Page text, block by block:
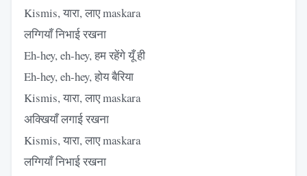
Kismis, यारा, लाए maskara
लग्गियाँ निभाई रखना
Eh-hey, eh-hey, हम रहेंगे यूँ ही
Eh-hey, eh-hey, होय बैरिया
Kismis, यारा, लाए maskara
अक्खियाँ लगाई रखना
Kismis, यारा, लाए maskara
लग्गियाँ निभाई रखना